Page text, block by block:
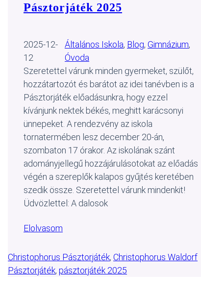
Pásztorjáték 2025
2025-12-
12
Általános Iskola, Blog, Gimnázium
Óvoda
Szeretettel várunk minden gyermeket, szülőt,
hozzátartozót és barátot az idei tanévben is a
Pásztorjáték előadásunkra, hogy ezzel
kívánjunk nektek békés, meghitt karácsonyi
ünnepeket. A rendezvény az iskola
tornatermében lesz december 20-án,
szombaton 17 órakor. Az iskolának szánt
adományjellegű hozzájárulásotokat az előadás
végén a szereplők kalapos gyűjtés keretében
szedik össze. Szeretettel várunk mindenkit!
Üdvözlettel: A dalosok
Elolvasom
Christophorus Pásztorjáték, Christophorus Waldorf
Pásztorjáték, pásztorjáték 2025